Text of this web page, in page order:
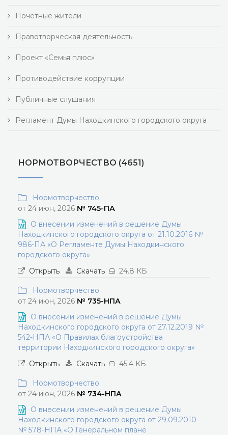
Почетные жители
Правотворческая деятельность
Проект «Семья плюс»
Противодействие коррупции
Публичные слушания
Регламент Думы Находкинского городского округа
НОРМОТВОРЧЕСТВО (4651)
Нормотворчество
от 24 июн, 2026 № 745-ПА
О внесении изменений в решение Думы
Находкинского городского округа от 21.10.2016 №
986-ПА «О Регламенте Думы Находкинского
городского округа»
Открыть
Скачать 24.8 КБ
Нормотворчество
от 24 июн, 2026 № 735-НПА
О внесении изменений в решение Думы
Находкинского городского округа от 27.12.2019 №
542-НПА «О Правилах благоустройства
территории Находкинского городского округа»
Открыть
Скачать 45.4 КБ
Нормотворчество
от 24 июн, 2026 № 734-НПА
О внесении изменений в решение Думы
Находкинского городского округа от 29.09.2010
№ 578-НПА «О Генеральном плане